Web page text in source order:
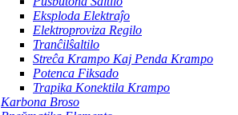
Eksploda Elektraĵo
Elektroproviza Regilo
Tranĉilŝaltilo
Streĉa Krampo Kaj Penda Krampo
Potenca Fiksado
Trapika Konektila Krampo
Karbona Broso